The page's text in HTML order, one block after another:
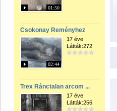
01:50
Csokonay Reményhez
02:44
17 éve
Látták:272
Trex Ránctalan arcom ...
17 éve
Látták:256